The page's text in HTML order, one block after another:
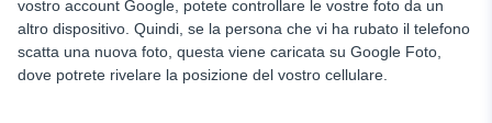
vostro account Google, potete controllare le vostre foto da un
altro dispositivo. Quindi, se la persona che vi ha rubato il telefono
scatta una nuova foto, questa viene caricata su Google Foto,
dove potrete rivelare la posizione del vostro cellulare.